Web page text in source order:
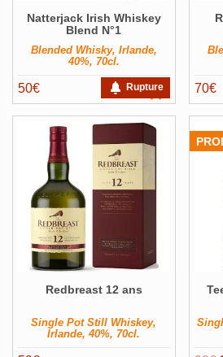
Rupture
Natterjack Irish Whiskey
Blend N°1
Blended Whisky, Irlande,
40%, 70cl.
50€ 70€
Redbreast 12 ans
Single Pot Still Whiskey,
Irlande, 40%, 70cl.